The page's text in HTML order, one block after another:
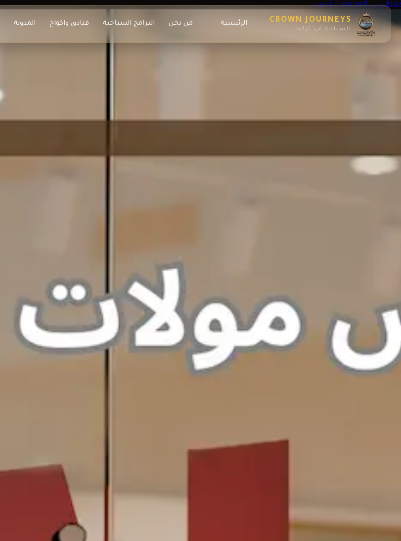
CROWN JOURNEYS
السياحة في تركيا
الرئيسية من نحن البرامج السياحية فنادق واكواخ المدونة
تخطي إلى المحتوى الرئيسي